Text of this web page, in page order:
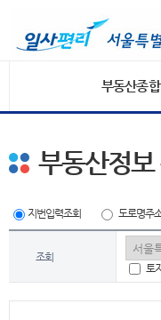
부동산종
부동산정
지번입력조회 도로명주
조회
토